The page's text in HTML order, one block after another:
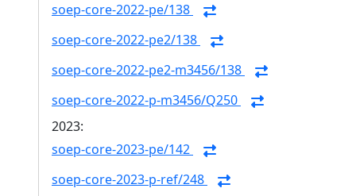
soep-core-2022-pe/138
soep-core-2022-pe2/138
soep-core-2022-pe2-m3456/138
soep-core-2022-p-m3456/Q250
2023:
soep-core-2023-pe/142
soep-core-2023-p-ref/248